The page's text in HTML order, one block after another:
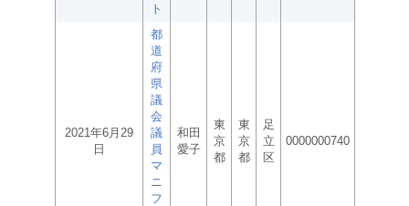
ト
2021年6月29
日
都
道
府
県
議
会
議
員
マ
ニ
フ
和田
愛子
東
京
都
東
京
都
足
立
区
0000000740